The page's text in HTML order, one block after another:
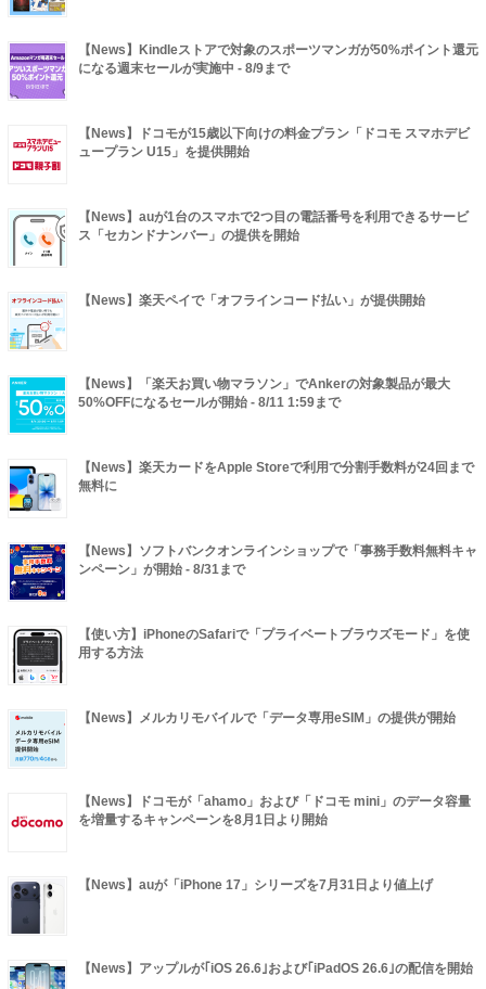
【News】Kindleストアで対象のスポーツマンガが50%ポイント還元
になる週末セールが実施中 - 8/9まで
【News】ドコモが15歳以下向けの料金プラン「ドコモ スマホデビ
ュープラン U15」を提供開始
【News】auが1台のスマホで2つ目の電話番号を利用できるサービ
ス「セカンドナンバー」の提供を開始
【News】楽天ペイで「オフラインコード払い」が提供開始
【News】「楽天お買い物マラソン」でAnkerの対象製品が最大
50%OFFになるセールが開始 - 8/11 1:59まで
【News】楽天カードをApple Storeで利用で分割手数料が24回まで
無料に
【News】ソフトバンクオンラインショップで「事務手数料無料キャ
ンペーン」が開始 - 8/31まで
【使い方】iPhoneのSafariで「プライベートブラウズモード」を使
用する方法
【News】メルカリモバイルで「データ専用eSIM」の提供が開始
【News】ドコモが「ahamo」および「ドコモ mini」のデータ容量
を増量するキャンペーンを8月1日より開始
【News】auが「iPhone 17」シリーズを7月31日より値上げ
【News】アップルが｢iOS 26.6｣および｢iPadOS 26.6｣の配信を開始